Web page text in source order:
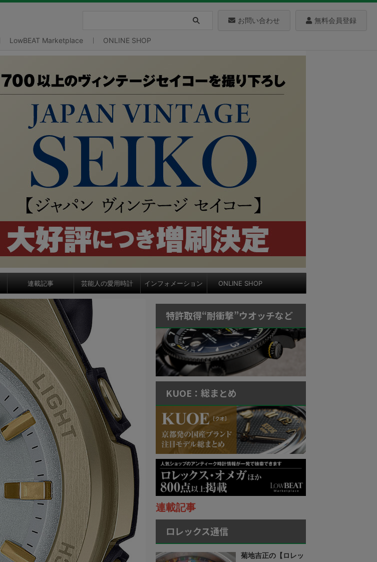
お問い合わせ 無料会員登録
LowBEAT Marketplace ONLINE SHOP
連載記事 芸能人の愛用時計 インフォメーション ONLINE SHOP
特許取得“耐衝撃”ウオッチなど
KUOE：総まとめ
連載記事
ロレックス通信
菊地吉正の【ロレッ